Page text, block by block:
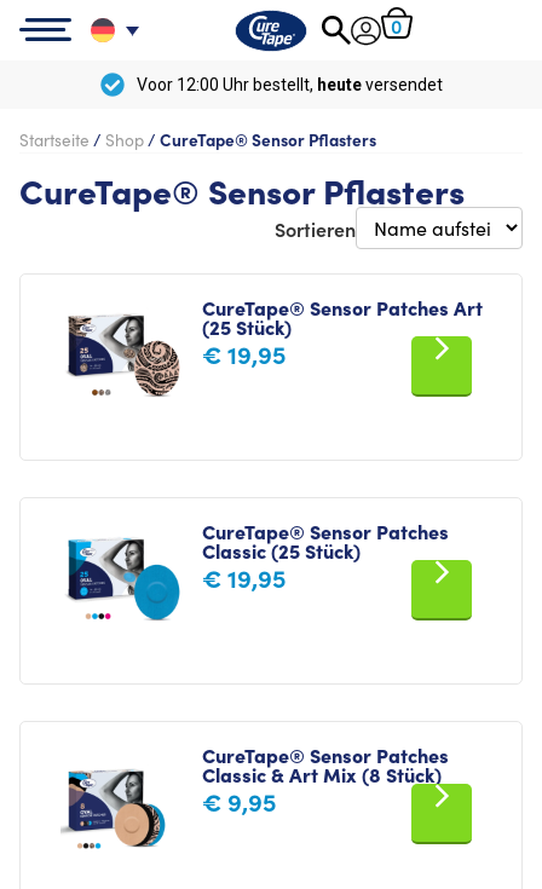
0
Uhr bestellt,heuteversendet
Startseite / Shop/ CureTape® Sensor Pflasters
CureTape® Sensor Pflasters
Sortieren
CureTape® Sensor Patches Art
(25 Stück)
€19,95
CureTape® Sensor Patches
Classic (25 Stück)
€19,95
CureTape® Sensor Patches
Classic & Art Mix (8 Stück)
€9,95